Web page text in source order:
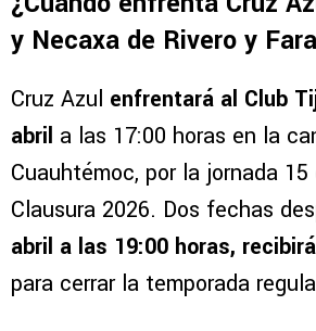
y Necaxa de Rivero y
Cruz Azul enfrentará al Club
abril a las 17:00 horas en la
Cuauhtémoc, por la jornada 15
Clausura 2026. Dos fechas
abril a las 19:00 horas,
para cerrar la temporada